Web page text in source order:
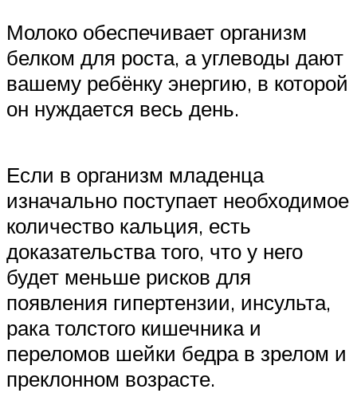
Молоко обеспечивает организм
белком для роста, а углеводы дают
вашему ребёнку энергию, в которой
он нуждается весь день.
Если в организм младенца
изначально поступает необходимое
количество кальция, есть
доказательства того, что у него
будет меньше рисков для
появления гипертензии, инсульта,
рака толстого кишечника и
переломов шейки бедра в зрелом и
преклонном возрасте.